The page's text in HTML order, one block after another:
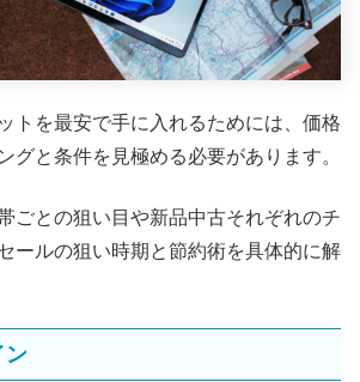
トを最安で手に入れるためには、価格
グと条件を見極める必要があります。
ごとの狙い目や新品中古それぞれのチ
ールの狙い時期と節約術を具体的に解
ン